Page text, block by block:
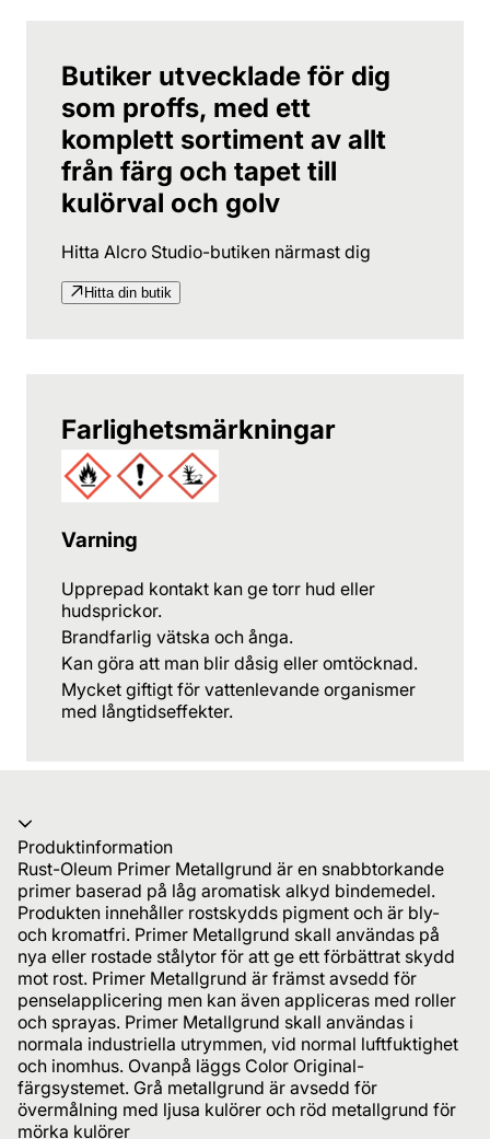
Butiker utvecklade för dig
som proffs, med ett
komplett sortiment av allt
från färg och tapet till
kulörval och golv
Hitta Alcro Studio-butiken närmast dig
Hitta din butik
Farlighetsmärkningar
Varning
Upprepad kontakt kan ge torr hud eller
hudsprickor.
Brandfarlig vätska och ånga.
Kan göra att man blir dåsig eller omtöcknad.
Mycket giftigt för vattenlevande organismer
med långtidseffekter.
Produktinformation
Rust-Oleum Primer Metallgrund är en snabbtorkande
primer baserad på låg aromatisk alkyd bindemedel.
Produkten innehåller rostskydds pigment och är bly-
och kromatfri. Primer Metallgrund skall användas på
nya eller rostade stålytor för att ge ett förbättrat skydd
mot rost. Primer Metallgrund är främst avsedd för
penselapplicering men kan även appliceras med roller
och sprayas. Primer Metallgrund skall användas i
normala industriella utrymmen, vid normal luftfuktighet
och inomhus. Ovanpå läggs Color Original-
färgsystemet. Grå metallgrund är avsedd för
övermålning med ljusa kulörer och röd metallgrund för
mörka kulörer